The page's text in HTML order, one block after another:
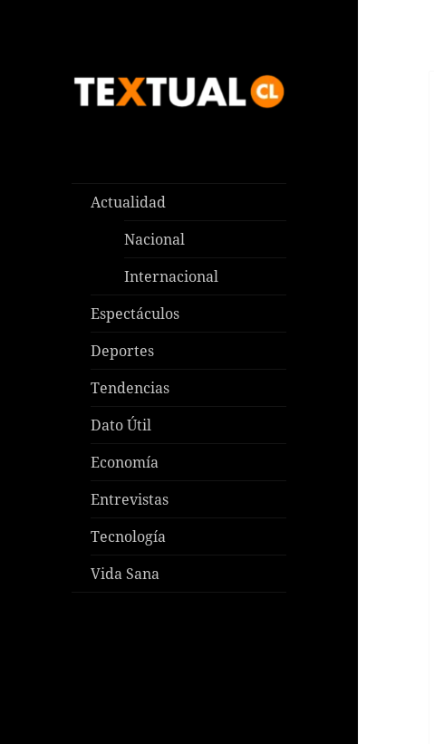
Actualidad
Nacional
Internacional
Espectáculos
Deportes
Tendencias
Dato Útil
Economía
Entrevistas
Tecnología
Vida Sana